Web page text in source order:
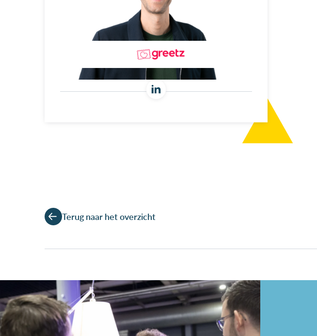
Terug naar het overzicht